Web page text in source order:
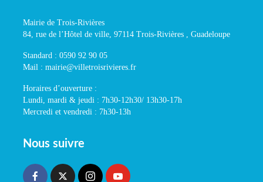
Mairie de Trois-Rivières
84, rue de l’Hôtel de ville, 97114 Trois-Rivières , Guadeloupe
Standard : 0590 92 90 05
Mail : mairie@villetroisrivieres.fr
Horaires d’ouverture :
Lundi, mardi & jeudi : 7h30-12h30/ 13h30-17h
Mercredi et vendredi : 7h30-13h
Nous suivre